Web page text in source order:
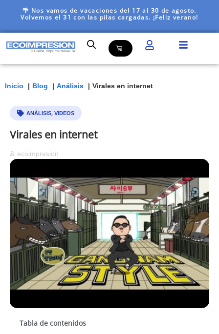
🌴 Nos vamos de vacaciones del 17 al 30 de agosto.
Volvemos el 31 con las pilas cargadas. ¡Feliz verano!
Inicio Blog Análisis Virales en internet
ANÁLISIS, VIDEOS
Virales en internet
ecoimpresion
Tabla de contenidos